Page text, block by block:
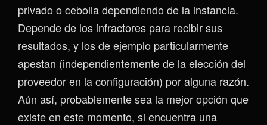
privado o cebolla dependiendo de la instancia.
Depende de los infractores para recibir sus
resultados, y los de ejemplo particularmente
apestan (independientemente de la elección del
proveedor en la configuración) por alguna razón.
Aún así, probablemente sea la mejor opción que
existe en este momento, si encuentra una